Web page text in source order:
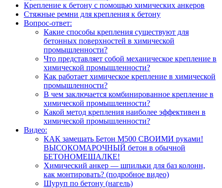
Крепление к бетону с помощью химических анкеров
Стяжные ремни для крепления к бетону
Вопрос-ответ:
Какие способы крепления существуют для
бетонных поверхностей в химической
промышленности?
Что представляет собой механическое крепление в
химической промышленности?
Как работает химическое крепление в химической
промышленности?
В чем заключается комбинированное крепление в
химической промышленности?
Какой метод крепления наиболее эффективен в
химической промышленности?
Видео:
КАК замешать Бетон М500 СВОИМИ руками!
ВЫСОКОМАРОЧНЫЙ бетон в обычной
БЕТОНОМЕШАЛКЕ!
Химический анкер — шпильки для баз колонн,
как монтировать? (подробное видео)
Шуруп по бетону (нагель)